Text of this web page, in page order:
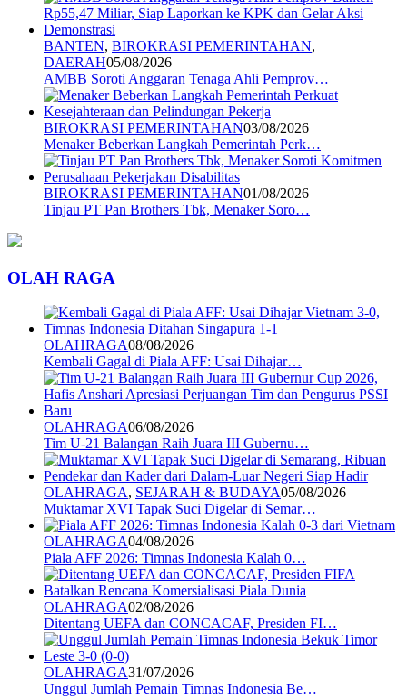
BANTEN, BIROKRASI PEMERINTAHAN,
DAERAH05/08/2026
AMBB Soroti Anggaran Tenaga Ahli Pemprov…
BIROKRASI PEMERINTAHAN03/08/2026
Menaker Beberkan Langkah Pemerintah Perk…
BIROKRASI PEMERINTAHAN01/08/2026
Tinjau PT Pan Brothers Tbk, Menaker Soro…
OLAH RAGA
OLAHRAGA08/08/2026
Kembali Gagal di Piala AFF: Usai Dihajar…
OLAHRAGA06/08/2026
Tim U-21 Balangan Raih Juara III Gubernu…
OLAHRAGA, SEJARAH & BUDAYA05/08/2026
Muktamar XVI Tapak Suci Digelar di Semar…
OLAHRAGA04/08/2026
Piala AFF 2026: Timnas Indonesia Kalah 0…
OLAHRAGA02/08/2026
Ditentang UEFA dan CONCACAF, Presiden FI…
OLAHRAGA31/07/2026
Unggul Jumlah Pemain Timnas Indonesia Be…